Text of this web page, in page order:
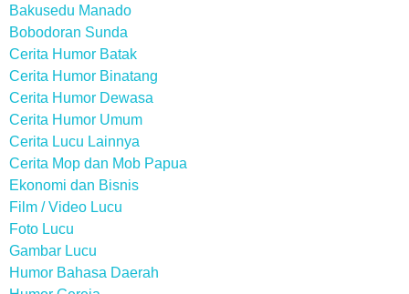
Bakusedu Manado
Bobodoran Sunda
Cerita Humor Batak
Cerita Humor Binatang
Cerita Humor Dewasa
Cerita Humor Umum
Cerita Lucu Lainnya
Cerita Mop dan Mob Papua
Ekonomi dan Bisnis
Film / Video Lucu
Foto Lucu
Gambar Lucu
Humor Bahasa Daerah